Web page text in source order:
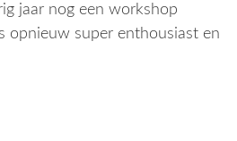
jaar nog een workshop
opnieuw super enthousiast en